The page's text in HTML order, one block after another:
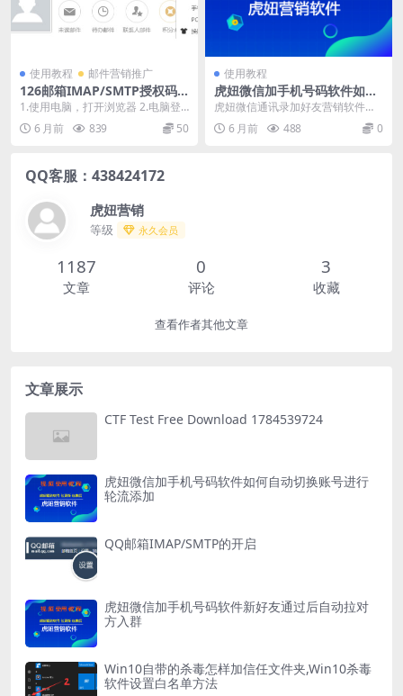
使用教程 邮件营销推广
126邮箱IMAP/SMTP授权码
的开启
1.使用电脑，打开浏览器 2.电脑登
录mail.126.com，进入设置>...
6 月前 839 50
使用教程
虎妞微信加手机号码软件如何
自动备注【手机号/日期/名
虎妞微信通讯录加好友营销软件是
一款通过微信电脑版进行添加手机
号，qq号，微信号的...
6 月前 488 0
QQ客服：438424172
虎妞营销
等级 永久会员
1187
文章
0
评论
3
收藏
查看作者其他文章
文章展示
CTF Test Free Download 1784539724
虎妞微信加手机号码软件如何自动切换账号进行
轮流添加
QQ邮箱IMAP/SMTP的开启
虎妞微信加手机号码软件新好友通过后自动拉对
方入群
Win10自带的杀毒怎样加信任文件夹,Win10杀毒
软件设置白名单方法